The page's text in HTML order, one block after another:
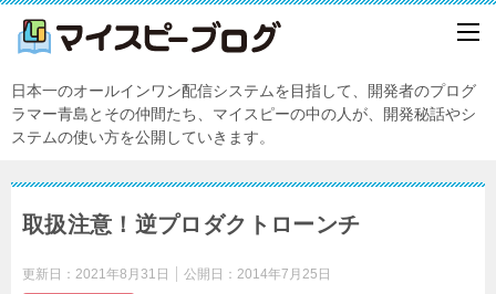
日本一のオールインワン配信システムを目指して、開発者のプログ
ラマー青島とその仲間たち、マイスピーの中の人が、開発秘話やシ
ステムの使い方を公開していきます。
取扱注意！逆プロダクトローンチ
更新日： 2021年8月31日 公開日： 2014年7月25日